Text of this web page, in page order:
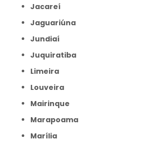
Jacareí
Jaguariúna
Jundiaí
Juquiratiba
Limeira
Louveira
Mairinque
Marapoama
Marília